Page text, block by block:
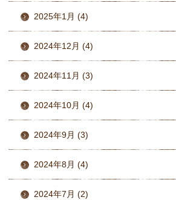
2025年1月 (4)
2024年12月 (4)
2024年11月 (3)
2024年10月 (4)
2024年9月 (3)
2024年8月 (4)
2024年7月 (2)